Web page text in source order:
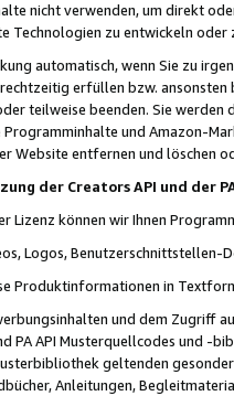
nicht verwenden, um direkt
Technologien zu entwickeln
automatisch, wenn Sie zu
erfüllen bzw. ansonsten
teilweise beenden. Sie werden
und Amazon-
Website entfernen und löschen
der Creators API und der
Lizenz können wir Ihnen
Logos, Benutzerschnittstellen-
Produktinformationen in
und dem Zugriff
PA API Musterquellcodes und
geltenden
Anleitungen,